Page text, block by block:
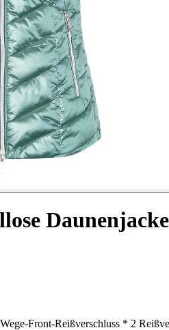
Front-Reißverschluss * 2